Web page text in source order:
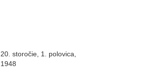
20. storočie, 1. polovica,
1948